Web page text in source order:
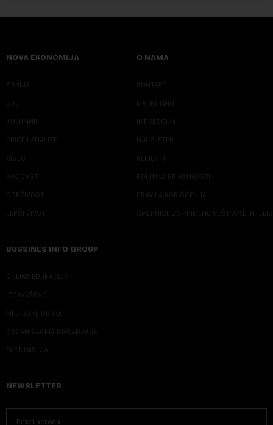
NOVA EKONOMIJA
SRBIJA
SVET
KOLUMNE
PRIČE I ANALIZE
VIDEO
PODCAST
ODRŽIVOST
LEPŠI ŽIVOT
O NAMA
KONTAKT
MARKETING
IMPRESSUM
NJUZLETER
KLIJENTI
POLITIKA PRIVATNOSTI
PRAVILA KORIŠĆENJA
SMERNICE ZA PRIMENU VEŠTAČKE
BUSSINES INFO GROUP
ONLINE EDUKACIJE
IZDAVAŠTVO
MEDIJSKE OBUKE
ORGANIZACIJA DOGADJAJA
EKONOM I JA
NEWSLETTER